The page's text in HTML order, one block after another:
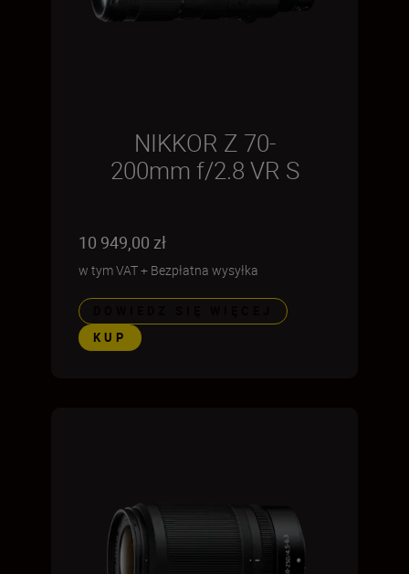
NIKKOR Z 70-
200mm f/2.8 VR S
10 949,00 zł
w tym VAT+ Bezpłatna wysyłka
KUP